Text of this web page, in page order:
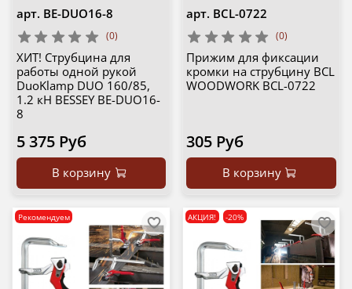
арт. BE-DUO16-8
(0)
ХИТ! Струбцина для
работы одной рукой
DuoKlamp DUO 160/85,
1.2 кН BESSEY BE-DUO16-
8
5 375 Руб
В корзину
арт. BCL-0722
(0)
Прижим для фиксации
кромки на струбцину BCL
WOODWORK BCL-0722
305 Руб
В корзину
Рекомендуем АКЦИЯ! -20%